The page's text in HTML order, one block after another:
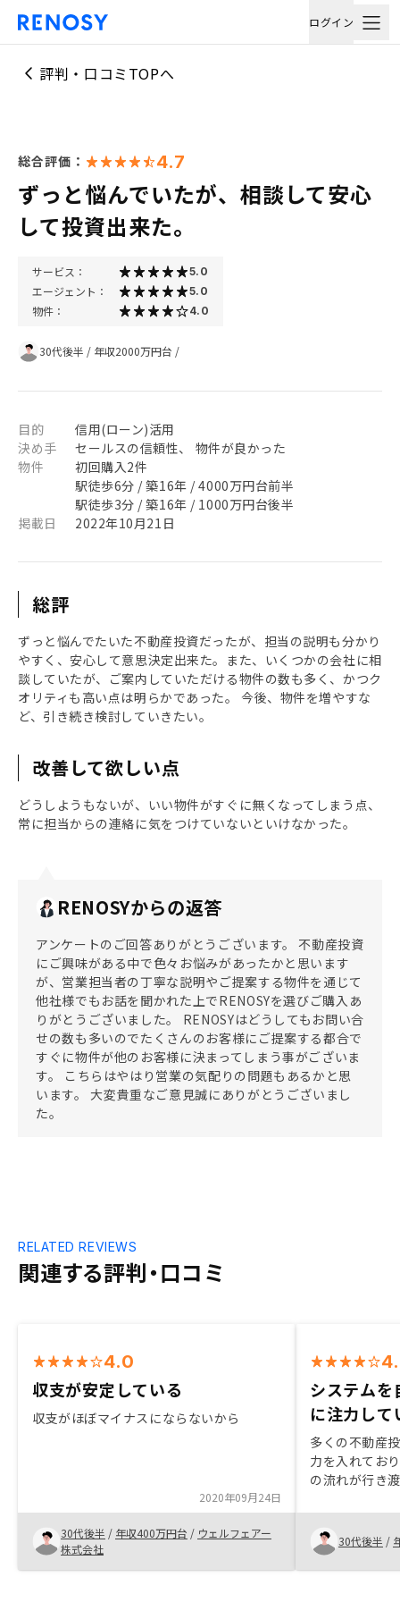
ログイン
評判・口コミTOPへ
総合評価： 4.7
ずっと悩んでいたが、相談して安心
して投資出来た。
サービス： 5.0
エージェント： 5.0
物件： 4.0
30代後半 / 年収2000万円台 /
目的
信用(ローン)活用
決め手
セールスの信頼性、 物件が良かった
物件
初回購入2件
駅徒歩6分 / 築16年 / 4000万円台前半
駅徒歩3分 / 築16年 / 1000万円台後半
掲載日
2022年10月21日
総評
ずっと悩んでたいた不動産投資だったが、担当の説明も分かり
やすく、安心して意思決定出来た。また、いくつかの会社に相
談していたが、ご案内していただける物件の数も多く、かつク
オリティも高い点は明らかであった。 今後、物件を増やすな
ど、引き続き検討していきたい。
改善して欲しい点
どうしようもないが、いい物件がすぐに無くなってしまう点、
常に担当からの連絡に気をつけていないといけなかった。
RENOSYからの返答
アンケートのご回答ありがとうございます。 不動産投資
にご興味がある中で色々お悩みがあったかと思います
が、営業担当者の丁寧な説明やご提案する物件を通じて
他社様でもお話を聞かれた上でRENOSYを選びご購入あ
りがとうございました。 RENOSYはどうしてもお問い合
せの数も多いのでたくさんのお客様にご提案する都合で
すぐに物件が他のお客様に決まってしまう事がございま
す。 こちらはやはり営業の気配りの問題もあるかと思
います。 大変貴重なご意見誠にありがとうございまし
た。
関連する評判・口コミ
RELATED REVIEWS
4.0
収支が安定している
収支がほぼマイナスにならないから
2020年09月24日
30代後半 / 年収400万円台 / ウェルフェアー
株式会社
システムを
に注力して
多くの不動産
力を入れてお
の流れが行き
システムも自
感じました。
今後更に仕組
感じました。
30代後半 /